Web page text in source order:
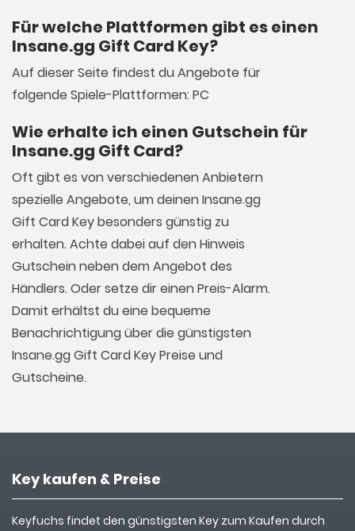
Für welche Plattformen gibt es einen
Insane.gg Gift Card Key?
Auf dieser Seite findest du Angebote für
folgende Spiele-Plattformen: PC
Wie erhalte ich einen Gutschein für
Insane.gg Gift Card?
Oft gibt es von verschiedenen Anbietern
spezielle Angebote, um deinen Insane.gg
Gift Card Key besonders günstig zu
erhalten. Achte dabei auf den Hinweis
Gutschein neben dem Angebot des
Händlers. Oder setze dir einen Preis-Alarm.
Damit erhältst du eine bequeme
Benachrichtigung über die günstigsten
Insane.gg Gift Card Key Preise und
Gutscheine.
Key kaufen & Preise
Keyfuchs findet den günstigsten Key zum Kaufen durch